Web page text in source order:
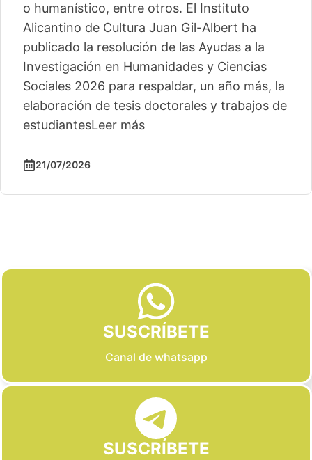
o humanístico, entre otros. El Instituto
Alicantino de Cultura Juan Gil-Albert ha
publicado la resolución de las Ayudas a la
Investigación en Humanidades y Ciencias
Sociales 2026 para respaldar, un año más, la
elaboración de tesis doctorales y trabajos de
estudiantesLeer más
21/07/2026
SUSCRÍBETE
Canal de whatsapp
SUSCRÍBETE